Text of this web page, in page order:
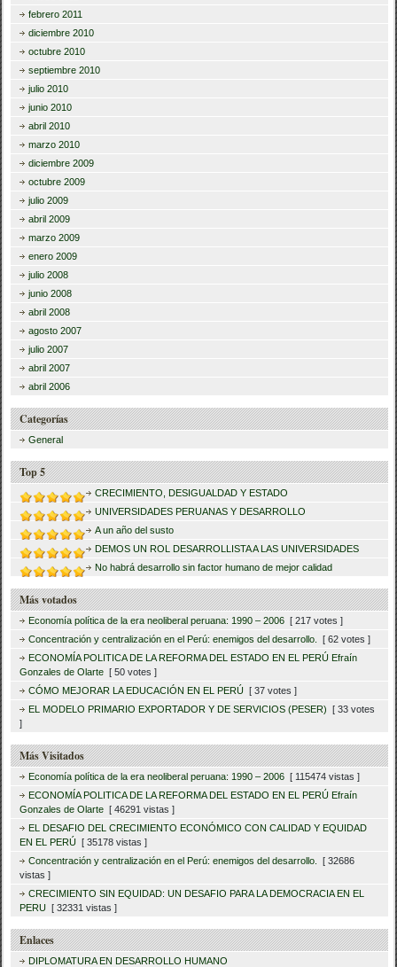
febrero 2011
diciembre 2010
octubre 2010
septiembre 2010
julio 2010
junio 2010
abril 2010
marzo 2010
diciembre 2009
octubre 2009
julio 2009
abril 2009
marzo 2009
enero 2009
julio 2008
junio 2008
abril 2008
agosto 2007
julio 2007
abril 2007
abril 2006
Categorías
General
Top 5
CRECIMIENTO, DESIGUALDAD Y ESTADO
UNIVERSIDADES PERUANAS Y DESARROLLO
A un año del susto
DEMOS UN ROL DESARROLLISTA A LAS UNIVERSIDADES
No habrá desarrollo sin factor humano de mejor calidad
Más votados
Economía política de la era neoliberal peruana: 1990 – 2006 [ 217 votes ]
Concentración y centralización en el Perú: enemigos del desarrollo.
[ 62 votes ]
ECONOMÍA POLITICA DE LA REFORMA DEL ESTADO EN EL PERÚ Efraín
Gonzales de Olarte [ 50 votes ]
CÓMO MEJORAR LA EDUCACIÓN EN EL PERÚ [ 37 votes ]
EL MODELO PRIMARIO EXPORTADOR Y DE SERVICIOS (PESER) [ 33 votes
]
Más Visitados
Economía política de la era neoliberal peruana: 1990 – 2006 [ 115474 vistas ]
ECONOMÍA POLITICA DE LA REFORMA DEL ESTADO EN EL PERÚ Efraín
Gonzales de Olarte [ 46291 vistas ]
EL DESAFIO DEL CRECIMIENTO ECONÓMICO CON CALIDAD Y EQUIDAD
EN EL PERÚ [ 35178 vistas ]
Concentración y centralización en el Perú: enemigos del desarrollo.
[ 32686
vistas ]
CRECIMIENTO SIN EQUIDAD: UN DESAFIO PARA LA DEMOCRACIA EN EL
PERU [ 32331 vistas ]
Enlaces
DIPLOMATURA EN DESARROLLO HUMANO